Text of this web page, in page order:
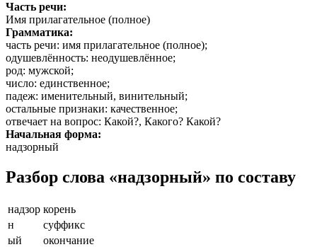
Часть речи:
Имя прилагательное (полное)
Грамматика:
часть речи: имя прилагательное (полное);
одушевлённость: неодушевлённое;
род: мужской;
число: единственное;
падеж: именительный, винительный;
остальные признаки: качественное;
отвечает на вопрос: Какой?, Какого? Какой?
Начальная форма:
надзорный
Разбор слова «надзорный» по составу
надзор корень
н
суффикс
ый
окончание